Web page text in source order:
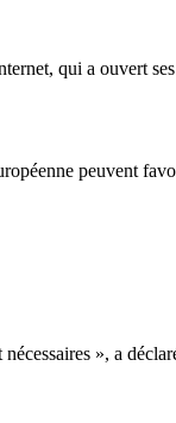
qui a ouvert
peuvent
», a